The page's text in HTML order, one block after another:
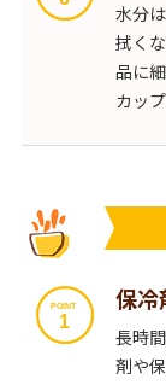
水分
拭く
品に
カッ
保冷
長時
剤や